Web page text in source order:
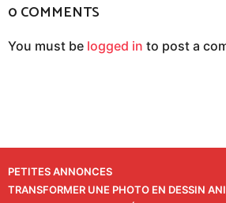
0 COMMENTS
You must be logged in to post a
PETITES ANNONCES
TRANSFORMER UNE PHOTO EN DESSIN